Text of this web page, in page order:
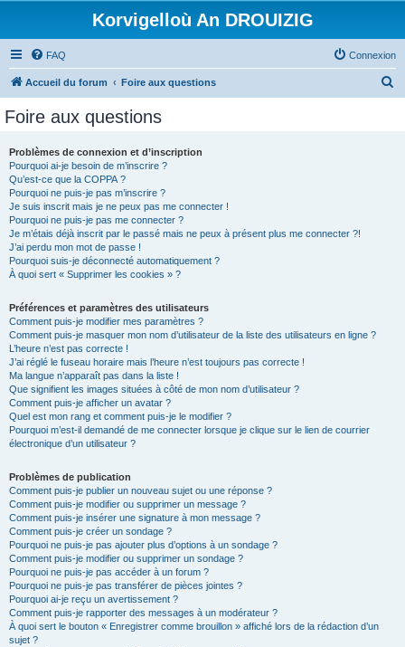
Korvigelloù An DROUIZIG
FAQ Connexion
Accueil du forum Foire aux questions
Foire aux questions
Problèmes de connexion et d’inscription
Pourquoi ai-je besoin de m’inscrire ?
Qu’est-ce que la COPPA ?
Pourquoi ne puis-je pas m’inscrire ?
Je suis inscrit mais je ne peux pas me connecter !
Pourquoi ne puis-je pas me connecter ?
Je m’étais déjà inscrit par le passé mais ne peux à présent plus me connecter ?!
J’ai perdu mon mot de passe !
Pourquoi suis-je déconnecté automatiquement ?
À quoi sert « Supprimer les cookies » ?
Préférences et paramètres des utilisateurs
Comment puis-je modifier mes paramètres ?
Comment puis-je masquer mon nom d’utilisateur de la liste des utilisateurs en ligne ?
L’heure n’est pas correcte !
J’ai réglé le fuseau horaire mais l’heure n’est toujours pas correcte !
Ma langue n’apparaît pas dans la liste !
Que signifient les images situées à côté de mon nom d’utilisateur ?
Comment puis-je afficher un avatar ?
Quel est mon rang et comment puis-je le modifier ?
Pourquoi m’est-il demandé de me connecter lorsque je clique sur le lien de courrier
électronique d’un utilisateur ?
Problèmes de publication
Comment puis-je publier un nouveau sujet ou une réponse ?
Comment puis-je modifier ou supprimer un message ?
Comment puis-je insérer une signature à mon message ?
Comment puis-je créer un sondage ?
Pourquoi ne puis-je pas ajouter plus d’options à un sondage ?
Comment puis-je modifier ou supprimer un sondage ?
Pourquoi ne puis-je pas accéder à un forum ?
Pourquoi ne puis-je pas transférer de pièces jointes ?
Pourquoi ai-je reçu un avertissement ?
Comment puis-je rapporter des messages à un modérateur ?
À quoi sert le bouton « Enregistrer comme brouillon » affiché lors de la rédaction d’un
sujet ?